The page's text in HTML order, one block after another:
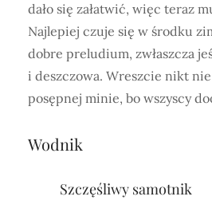
dało się załatwić, więc teraz
Najlepiej czuje się w środku
dobre preludium, zwłaszcza
i deszczowa. Wreszcie nikt
posępnej minie, bo wszyscy
Wodnik
Szczęśliwy samotnik